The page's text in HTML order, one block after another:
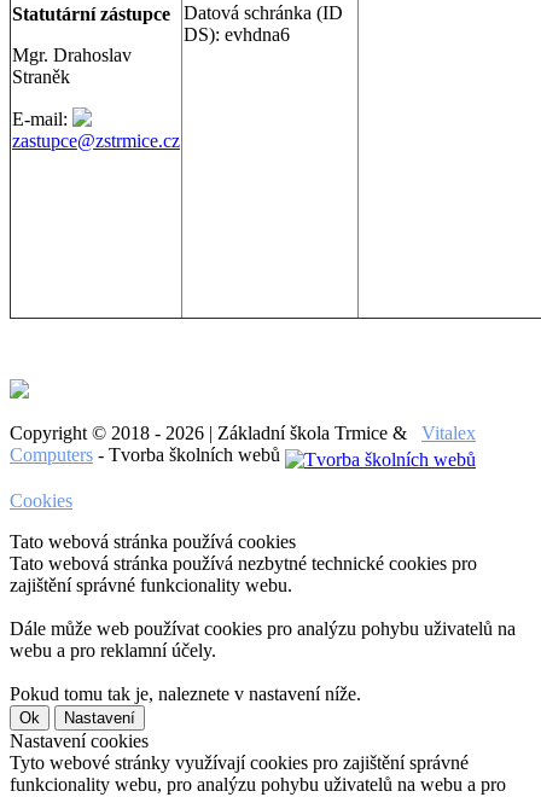
Statutární zástupce
Mgr. Drahoslav
Straněk
E-mail:
zastupce@zstrmice.cz
Datová schránka (ID
DS): evhdna6
Copyright © 2018 - 2026 | Základní škola Trmice & Vitalex
Computers - Tvorba školních webů
Cookies
Tato webová stránka používá cookies
Tato webová stránka používá nezbytné technické cookies pro
zajištění správné funkcionality webu.
Dále může web používat cookies pro analýzu pohybu uživatelů na
webu a pro reklamní účely.
Pokud tomu tak je, naleznete v nastavení níže.
Ok Nastavení
Nastavení cookies
Tyto webové stránky využívají cookies pro zajištění správné
funkcionality webu, pro analýzu pohybu uživatelů na webu a pro